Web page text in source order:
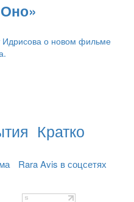
Идрисова о новом фильме
Кратко
Rara Avis в соцсетях